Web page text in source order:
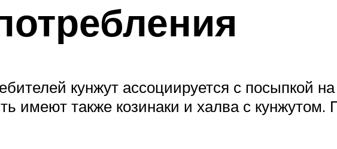
кунжут ассоциируется с посыпкой
имеют также козинаки и халва с